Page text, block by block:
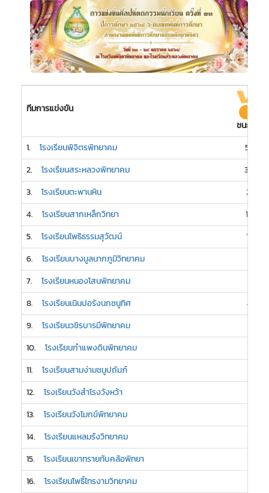
ทีมการแข่งขัน
ชนะเลิศ
1. โรงเรียนพิจิตรพิทยาคม
58
2. โรงเรียนสระหลวงพิทยาคม
30
3. โรงเรียนตะพานหิน
21
4. โรงเรียนสากเหล็กวิทยา
16
5. โรงเรียนโพธิธรรมสุวัฒน์
15
6. โรงเรียนบางมูลนากภูมิวิทยาคม
7. โรงเรียนหนองโสนพิทยาคม
8. โรงเรียนเนินปอรังนกชนูทิศ
4
9. โรงเรียนวชิรบารมีพิทยาคม
10. โรงเรียนกำแพงดินพิทยาคม
11. โรงเรียนสามง่ามชนูปถัมภ์
12. โรงเรียนวังสำโรงวังหว้า
13. โรงเรียนวังโมกข์พิทยาคม
14. โรงเรียนแหลมรังวิทยาคม
15. โรงเรียนเขาทรายทับคล้อพิทยา
16. โรงเรียนโพธิ์ไทรงามวิทยาคม